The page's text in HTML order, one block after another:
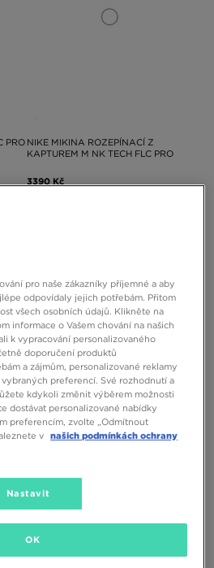
PRO NIKE MIKINA ROZEPÍNACÍ Z
KAPTUREM M NK TECH FLC PRO
3390 Kč
DRI- NIKE BRA PRO DRI-FIT SEAMLESS
LIGHT SUPPORT
pro naše zákazníky příjemné a aby
odpovídaly jejich potřebám. Přitom
všech osobních údajů. Klikněte na
informace o Vašem chování na našich
k vypracování personalizovaného
doporučení produktů
a zájmům, personalizované reklamy
preferencí. Své rozhodnutí a
kdykoli změnit výběrem možnosti
dostávat personalizované nabídky
preferencím, zvolte „Odmítnout
v našich podmínkách ochrany
Nastavit
OK